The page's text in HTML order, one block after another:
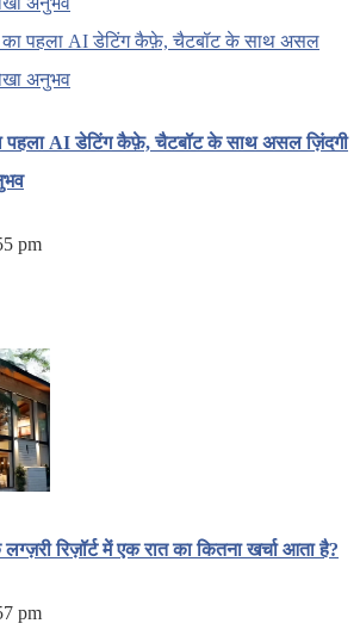
पहला AI डेटिंग कैफ़े, चैटबॉट के साथ असल ज़िंदगी
pm
रिज़ॉर्ट में एक रात का कितना खर्चा आता है?
pm